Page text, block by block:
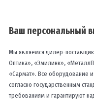
Ваш персональный
Мы являемся дилер-
Оптика», «Эмилинк»,
«Сармат». Все оборудование
согласно государственным
требованиям и гарантируют